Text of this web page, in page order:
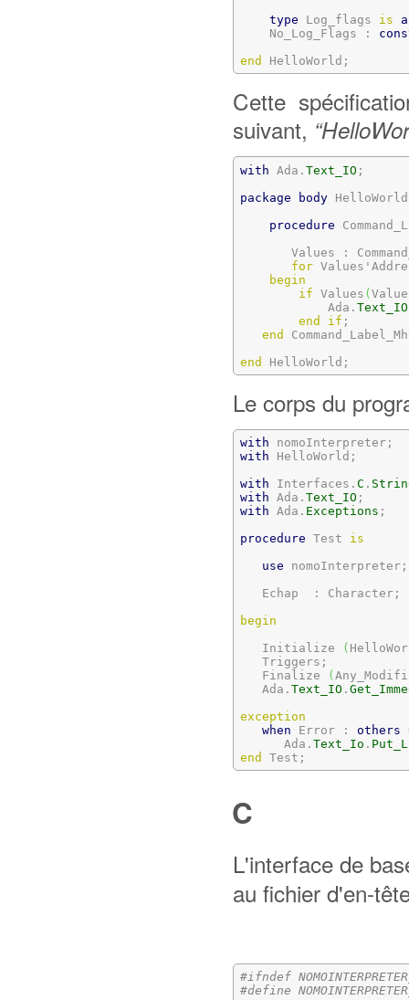
type Log_flags is
    No_Log_Flags :
end
HelloWorld;
Cette
suivant,
with Ada. Text_IO ;
package
body
procedure
Values :
for
begin
if Values (Value
            Ada.
Text_IO
end
if ;
end
end
HelloWorld;
Le corps du
with
with HelloWorld;
with Interfaces. C .
with Ada. Text_IO
with Ada. Exceptions ;
procedure Test is
use nomoInterpreter;
   Echap  : Character;
begin
   Initialize
(
   Triggers;
   Finalize
(
   Ada.
Text_IO .
exception
when Error : others
      Ada.
Text_Io .
end
Test;
C
L'interface de
au fichier d'en-
#ifndef
#define